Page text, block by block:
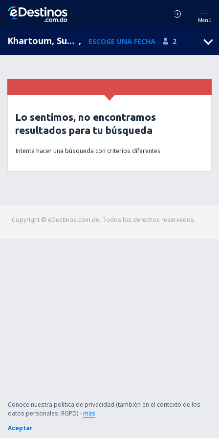
Menú
Khartoum, Sudán , ESCOGE UNA FECHA 2
Lo sentimos, no encontramos
resultados para tu búsqueda
Intenta hacer una búsqueda con criterios diferentes
Copyright © eDestinos.com.do. Todos los derechos reservados.
Conoce nuestra política de privacidad (también en el contexto de los
datos personales: RGPD) -más.
Aceptar